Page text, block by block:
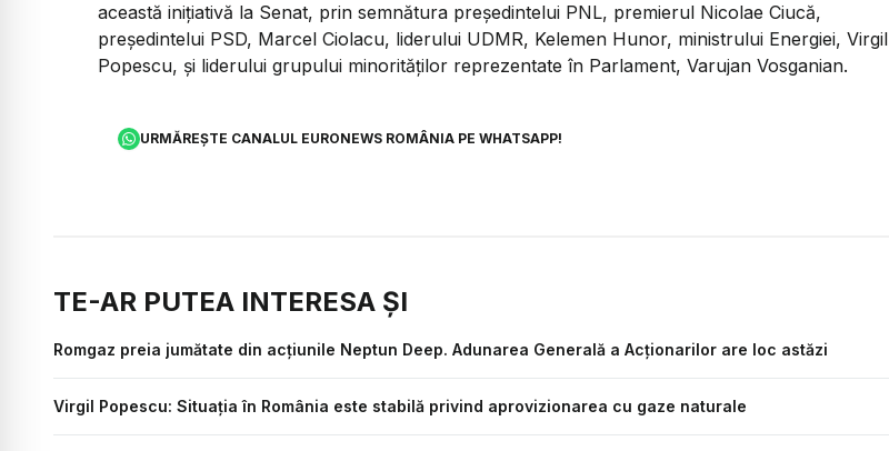
această iniţiativă la Senat, prin semnătura preşedintelui PNL, premierul Nicolae Ciucă,
preşedintelui PSD, Marcel Ciolacu, liderului UDMR, Kelemen Hunor, ministrului Energiei, Virgil
Popescu, şi liderului grupului minorităţilor reprezentate în Parlament, Varujan Vosganian.
URMĂREȘTE CANALUL EURONEWS ROMÂNIA PE WHATSAPP!
TE-AR PUTEA INTERESA ȘI
Romgaz preia jumătate din acțiunile Neptun Deep. Adunarea Generală a Acționarilor are loc astăzi
Virgil Popescu: Situația în România este stabilă privind aprovizionarea cu gaze naturale